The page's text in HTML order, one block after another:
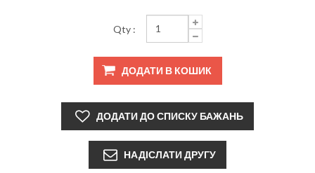
Qty :